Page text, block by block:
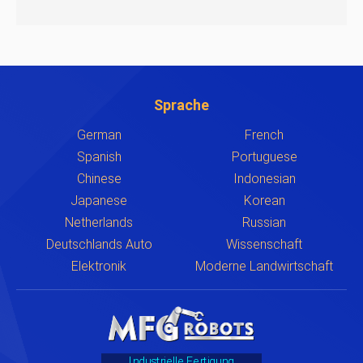
Sprache
German
French
Spanish
Portuguese
Chinese
Indonesian
Japanese
Korean
Netherlands
Russian
Deutschlands Auto
Wissenschaft
Elektronik
Moderne Landwirtschaft